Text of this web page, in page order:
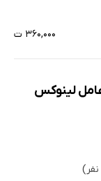
۳۶۰,۰۰۰ ت
لینوکس